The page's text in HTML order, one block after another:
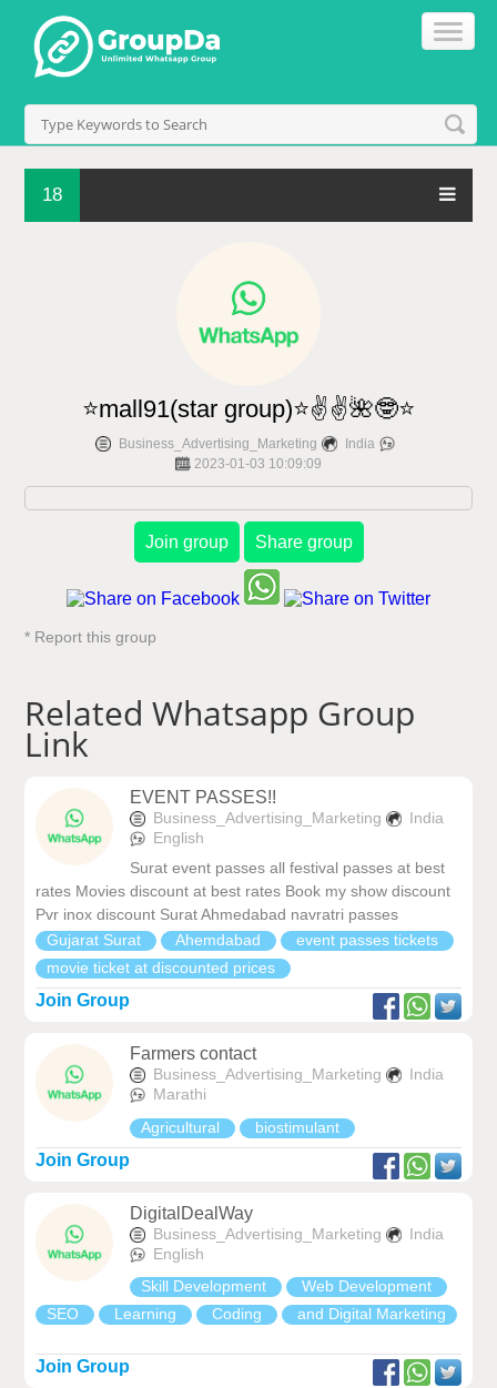
18
⭐mall91(star group)⭐✌️✌️🌺🤓⭐
Business_Advertising_Marketing
India
2023-01-03 10:09:09
Join group Share group
* Report this group
Related Whatsapp Group
Link
EVENT PASSES!!
Business_Advertising_Marketing
India
English
Surat event passes all festival passes at best
rates Movies discount at best rates Book my show discount
Pvr inox discount Surat Ahmedabad navratri passes
Gujarat Surat
Ahemdabad
event passes tickets
movie ticket at discounted prices
Join Group
Farmers contact
Business_Advertising_Marketing
India
Marathi
Agricultural
biostimulant
Join Group
DigitalDealWay
Business_Advertising_Marketing
India
English
Skill Development
Web Development
SEO
Learning Coding and Digital Marketing
Join Group